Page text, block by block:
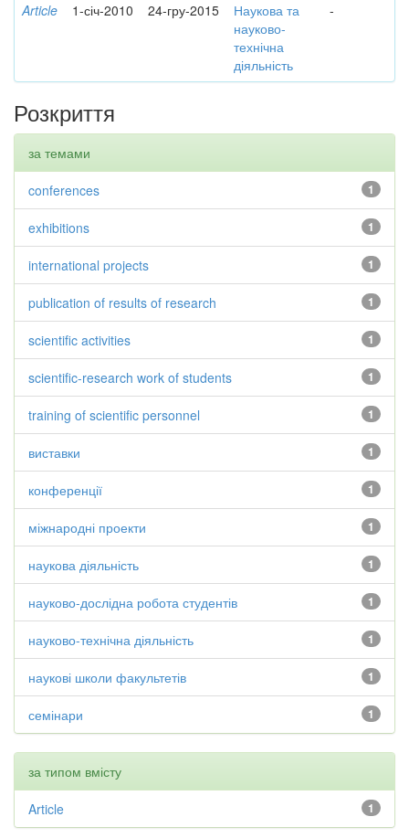
Article 1-січ-2010 24-гру-2015
Наукова та
науково-
технічна
діяльність
-
Розкриття
за темами
1
conferences
1
exhibitions
1
international projects
1
publication of results of research
1
scientific activities
1
scientific-research work of students
1
training of scientific personnel
1
виставки
1
конференції
1
міжнародні проекти
1
наукова діяльність
1
науково-дослідна робота студентів
1
науково-технічна діяльність
1
наукові школи факультетів
1
семінари
за типом вмісту
1
Article